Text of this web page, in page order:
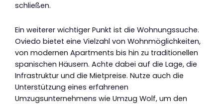
schließen.
Ein weiterer wichtiger Punkt ist die Wohnungssuche.
Oviedo bietet eine Vielzahl von Wohnmöglichkeiten,
von modernen Apartments bis hin zu traditionellen
spanischen Häusern. Achte dabei auf die Lage, die
Infrastruktur und die Mietpreise. Nutze auch die
Unterstützung eines erfahrenen
Umzugsunternehmens wie Umzug Wolf, um den